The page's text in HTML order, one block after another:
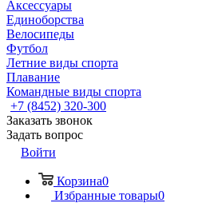
Аксессуары
Единоборства
Велосипеды
Футбол
Летние виды спорта
Плавание
Командные виды спорта
+7 (8452) 320-300
Заказать звонок
Задать вопрос
Войти
Корзина0
Избранные товары0